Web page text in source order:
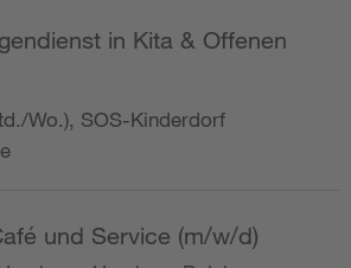
in Kita & Offenen
Wo.), SOS-Kinderdorf
und Service (m/w/d)